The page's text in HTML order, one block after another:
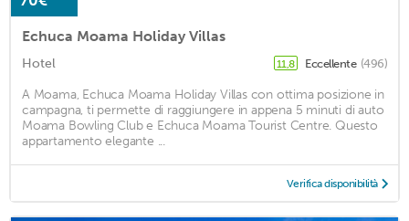
Echuca Moama Holiday Villas
Hotel 11,8 Eccellente (496)
A Moama, Echuca Moama Holiday Villas con ottima posizione in
campagna, ti permette di raggiungere in appena 5 minuti di auto
Moama Bowling Club e Echuca Moama Tourist Centre. Questo
appartamento elegante ...
Verifica disponibilità